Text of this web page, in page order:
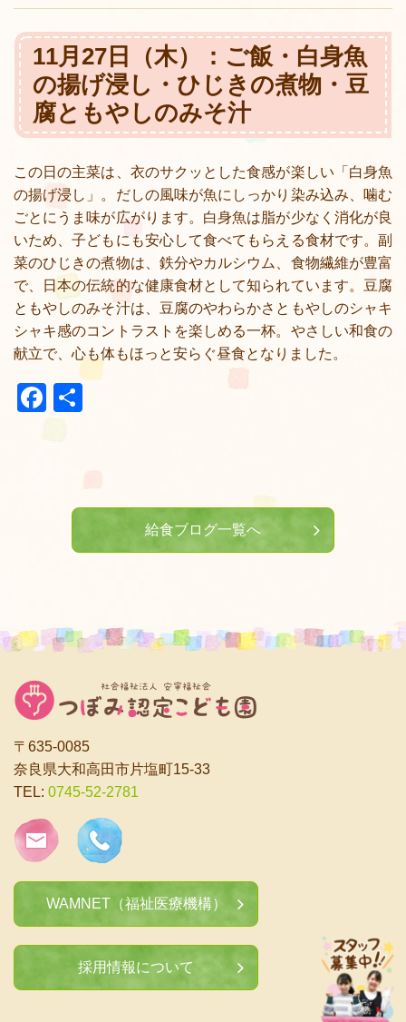
11月27日（木）：ご飯・白身魚
の揚げ浸し・ひじきの煮物・豆
腐ともやしのみそ汁
この日の主菜は、衣のサクッとした食感が楽しい「白身魚
の揚げ浸し」。だしの風味が魚にしっかり染み込み、噛む
ごとにうま味が広がります。白身魚は脂が少なく消化が良
いため、子どもにも安心して食べてもらえる食材です。副
菜のひじきの煮物は、鉄分やカルシウム、食物繊維が豊富
で、日本の伝統的な健康食材として知られています。豆腐
ともやしのみそ汁は、豆腐のやわらかさともやしのシャキ
シャキ感のコントラストを楽しめる一杯。やさしい和食の
献立で、心も体もほっと安らぐ昼食となりました。
Facebook
給食ブログ一覧へ
〒635-0085
奈良県大和高田市片塩町15-33
TEL: 0745-52-2781
WAMNET（福祉医療機構）
採用情報について